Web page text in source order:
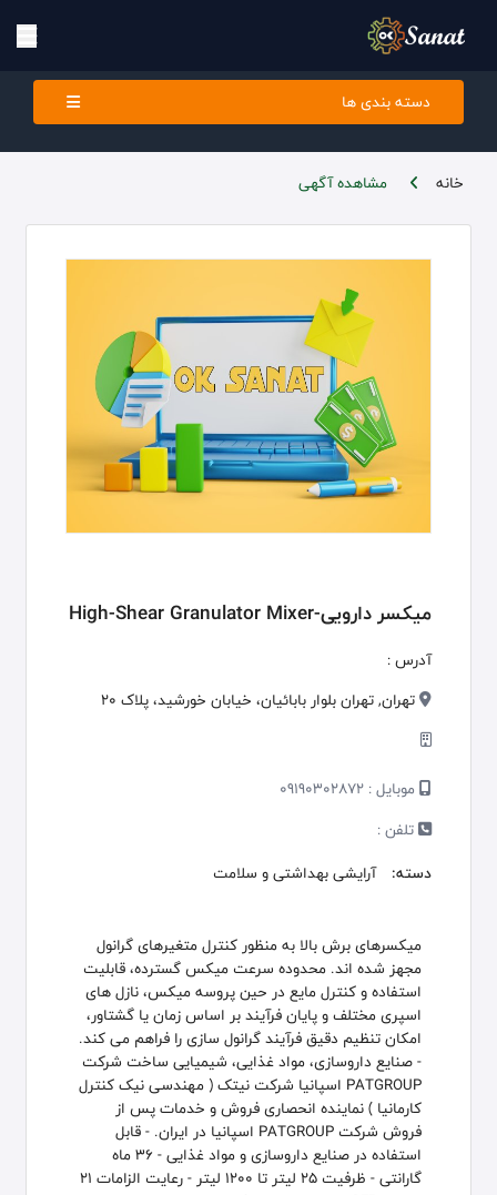
دسته بندی ها
خانه مشاهده آگهی
میکسر دارویی-High-Shear Granulator Mixer
آدرس :
تهران, تهران بلوار بابائیان، خیابان خورشید، پلاک 20
موبایل : 09190302872
تلفن :
دسته:
آرایشی بهداشتی و سلامت
میکسرهای برش بالا به منظور کنترل متغیرهای گرانول
مجهز شده اند. محدوده سرعت میکس گسترده، قابلیت
استفاده و کنترل مایع در حین پروسه میکس، نازل های
اسپری مختلف و پایان فرآیند بر اساس زمان یا گشتاور،
امکان تنظیم دقیق فرآیند گرانول سازی را فراهم می کند.
- صنایع داروسازی، مواد غذایی، شیمیایی ساخت شرکت
PATGROUP اسپانیا شرکت نیتک ( مهندسی نیک کنترل
کارمانیا ) نماینده انحصاری فروش و خدمات پس از
فروش شرکت PATGROUP اسپانیا در ایران. - قابل
استفاده در صنایع داروسازی و مواد غذایی - 36 ماه
گارانتی - ظرفیت 25 لیتر تا 1200 لیتر - رعایت الزامات 21